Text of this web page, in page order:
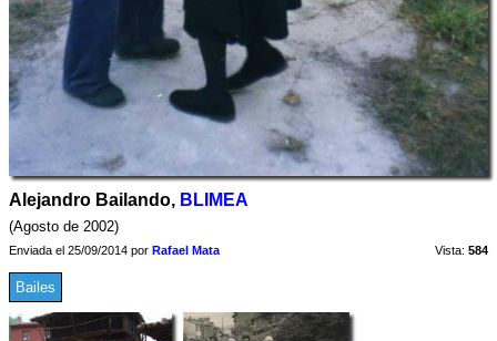
Alejandro Bailando, BLIMEA
(Agosto de 2002)
Enviada el 25/09/2014 por Rafael Mata Vista: 584
Bailes